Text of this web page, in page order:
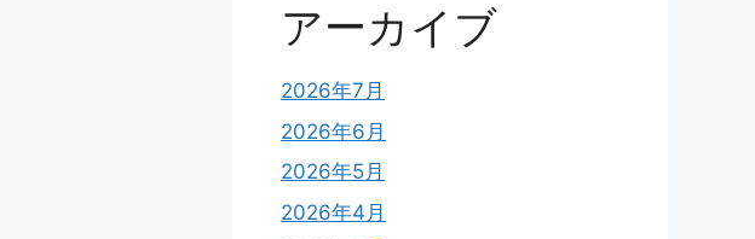
アーカイブ
2026年7月
2026年6月
2026年5月
2026年4月